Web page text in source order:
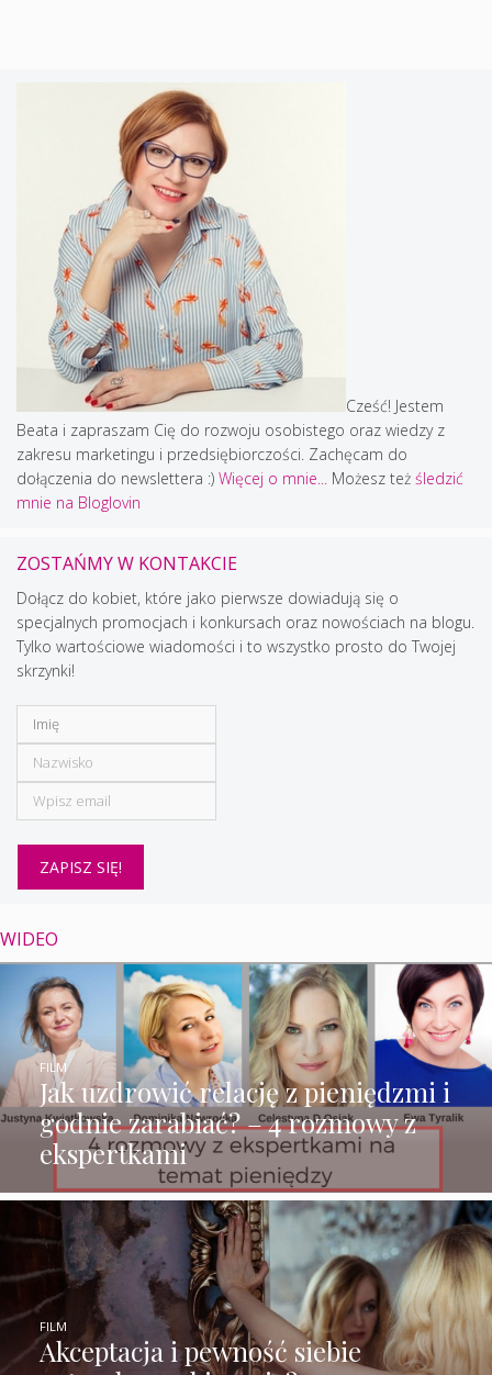
Cześć! Jestem
Beata i zapraszam Cię do rozwoju osobistego oraz wiedzy z
zakresu marketingu i przedsiębiorczości. Zachęcam do
dołączenia do newslettera :) Więcej o mnie... Możesz też śledzić
mnie na Bloglovin
ZOSTAŃMY W KONTAKCIE
Dołącz do kobiet, które jako pierwsze dowiadują się o
specjalnych promocjach i konkursach oraz nowościach na blogu.
Tylko wartościowe wiadomości i to wszystko prosto do Twojej
skrzynki!
WIDEO
Jak uzdrowić relację z pieniędzmi i
godnie zarabiać? – 4 rozmowy z
ekspertkami
FILM
Akceptacja i pewność siebie
FILM